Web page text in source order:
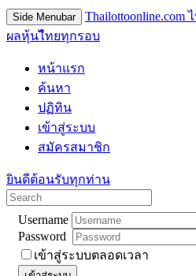
Side Menubar
ผลหุ้นไืทยทุกรอบ
หน้าแรก
ค้นหา
ปฏิทิน
เข้าสู่ระบบ
สมัครสมาชิก
ยินดีต้อนรับทุกท่าน
Username
Password
เข้าสู่ระบบตลอดเวลา